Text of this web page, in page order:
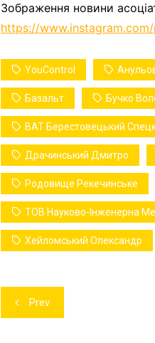
Зображення новини
https://
YouControl
Базальт Бучко
ВАТ Берестовецький
Драчинський Дмитро
Родовище Рекечинське
ТОВ Науково-Інженерна
Хейломський Олександр
Навігація
записів
Prev